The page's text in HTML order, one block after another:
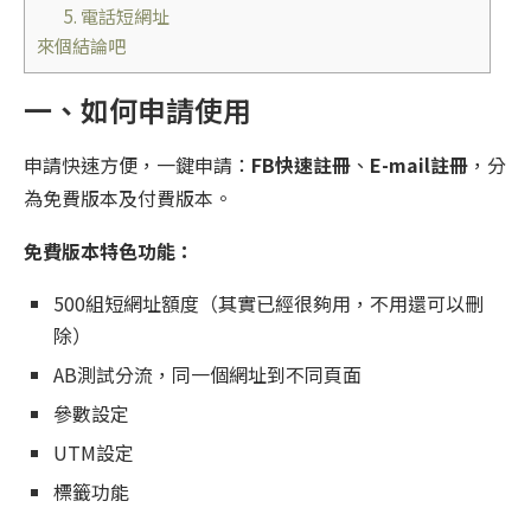
5. 電話短網址
來個結論吧
一、如何申請使用
申請快速方便，一鍵申請： FB快速註冊 、 E-mail註冊 ，分
為免費版本及付費版本。
免費版本特色功能：
500組短網址額度（其實已經很夠用，不用還可以刪
除）
AB測試分流，同一個網址到不同頁面
參數設定
UTM設定
標籤功能